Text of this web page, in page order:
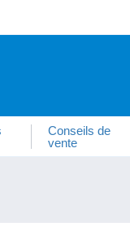
Conseils de
vente